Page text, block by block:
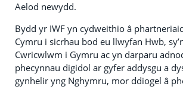
Aelod newydd.
Bydd yr IWF yn cydweithio â
Cymru i sicrhau bod eu llwyfan Hwb,
Cwricwlwm i Gymru ac yn darparu
phecynnau digidol ar gyfer addysgu a
gynhelir yng Nghymru, mor ddiogel â